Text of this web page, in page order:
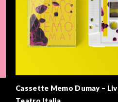
Cassette Memo Dumay –